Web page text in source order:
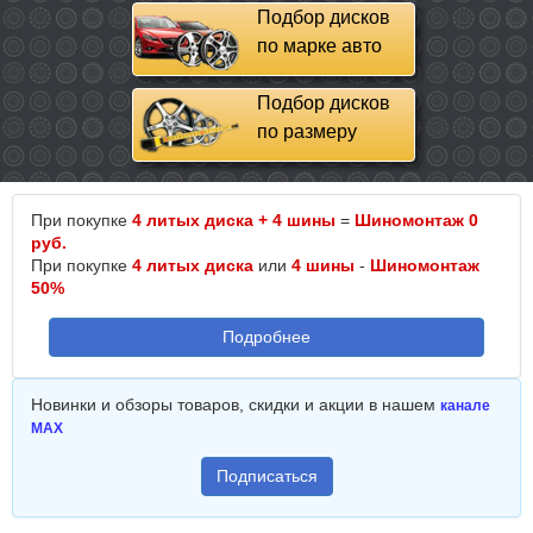
Подбор дисков
по марке авто
Подбор дисков
по размеру
При покупке 4 литых диска + 4 шины = Шиномонтаж 0
руб.
При покупке 4 литых диска или 4 шины - Шиномонтаж
50%
Подробнее
Новинки и обзоры товаров, скидки и акции в нашем канале
MAX
Подписаться